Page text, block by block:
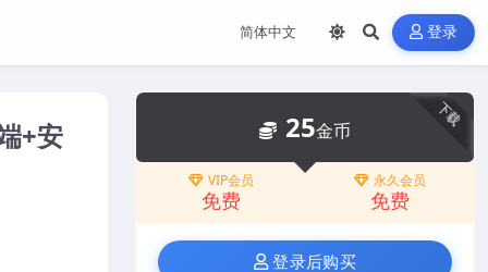
登录
+安
下载
25金币
VIP会员
免费
永久会员
免费
登录后购买